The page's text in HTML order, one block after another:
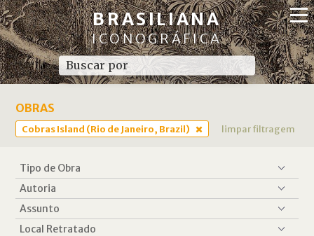
BRASILIANA
ICONOGRÁFICA
OBRAS
Cobras Island (Rio de Janeiro, Brazil) limpar filtragem